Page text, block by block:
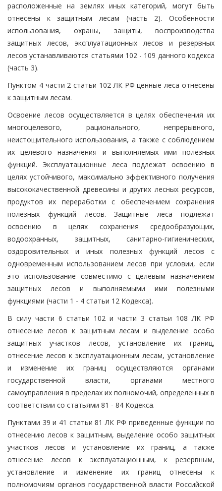
расположенные на землях иных категорий, могут быть
отнесены к защитным лесам (часть 2). Особенности
использования, охраны, защиты, воспроизводства
защитных лесов, эксплуатационных лесов и резервных
лесов устанавливаются статьями 102 - 109 данного кодекса
(часть 3).
Пунктом 4 части 2 статьи 102 ЛК РФ ценные леса отнесены
к защитным лесам.
Освоение лесов осуществляется в целях обеспечения их
многоцелевого, рационального, непрерывного,
неистощительного использования, а также с соблюдением
их целевого назначения и выполняемых ими полезных
функций. Эксплуатационные леса подлежат освоению в
целях устойчивого, максимально эффективного получения
высококачественной древесины и других лесных ресурсов,
продуктов их переработки с обеспечением сохранения
полезных функций лесов. Защитные леса подлежат
освоению в целях сохранения средообразующих,
водоохранных, защитных, санитарно-гигиенических,
оздоровительных и иных полезных функций лесов с
одновременным использованием лесов при условии, если
это использование совместимо с целевым назначением
защитных лесов и выполняемыми ими полезными
функциями (части 1 - 4 статьи 12 Кодекса).
В силу части 6 статьи 102 и части 3 статьи 108 ЛК РФ
отнесение лесов к защитным лесам и выделение особо
защитных участков лесов, установление их границ,
отнесение лесов к эксплуатационным лесам, установление
и изменение их границ осуществляются органами
государственной власти, органами местного
самоуправления в пределах их полномочий, определенных в
соответствии со статьями 81 - 84 Кодекса.
Пунктами 39 и 41 статьи 81 ЛК РФ приведенные функции по
отнесению лесов к защитным, выделение особо защитных
участков лесов и установление их границ, а также
отнесение лесов к эксплуатационным, к резервным,
установление и изменение их границ отнесены к
полномочиям органов государственной власти Российской